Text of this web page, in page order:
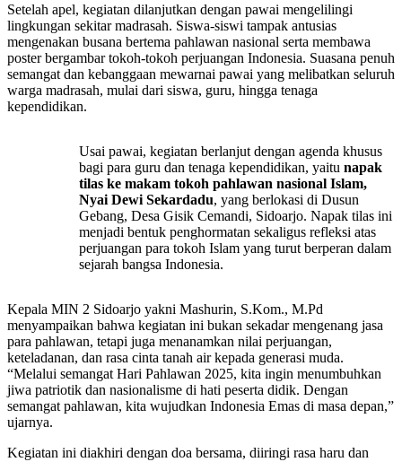
Setelah apel, kegiatan dilanjutkan dengan pawai mengelilingi
lingkungan sekitar madrasah. Siswa-siswi tampak antusias
mengenakan busana bertema pahlawan nasional serta membawa
poster bergambar tokoh-tokoh perjuangan Indonesia. Suasana penuh
semangat dan kebanggaan mewarnai pawai yang melibatkan seluruh
warga madrasah, mulai dari siswa, guru, hingga tenaga
kependidikan.
Usai pawai, kegiatan berlanjut dengan agenda khusus
bagi para guru dan tenaga kependidikan, yaitu napak
tilas ke makam tokoh pahlawan nasional Islam,
Nyai Dewi Sekardadu, yang berlokasi di Dusun
Gebang, Desa Gisik Cemandi, Sidoarjo. Napak tilas ini
menjadi bentuk penghormatan sekaligus refleksi atas
perjuangan para tokoh Islam yang turut berperan dalam
sejarah bangsa Indonesia.
Kepala MIN 2 Sidoarjo yakni Mashurin, S.Kom., M.Pd
menyampaikan bahwa kegiatan ini bukan sekadar mengenang jasa
para pahlawan, tetapi juga menanamkan nilai perjuangan,
keteladanan, dan rasa cinta tanah air kepada generasi muda.
“Melalui semangat Hari Pahlawan 2025, kita ingin menumbuhkan
jiwa patriotik dan nasionalisme di hati peserta didik. Dengan
semangat pahlawan, kita wujudkan Indonesia Emas di masa depan,”
ujarnya.
Kegiatan ini diakhiri dengan doa bersama, diiringi rasa haru dan